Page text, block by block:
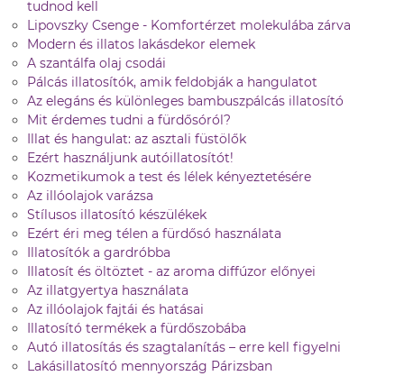
tudnod kell
Lipovszky Csenge - Komfortérzet molekulába zárva
Modern és illatos lakásdekor elemek
A szantálfa olaj csodái
Pálcás illatosítók, amik feldobják a hangulatot
Az elegáns és különleges bambuszpálcás illatosító
Mit érdemes tudni a fürdősóról?
Illat és hangulat: az asztali füstölők
Ezért használjunk autóillatosítót!
Kozmetikumok a test és lélek kényeztetésére
Az illóolajok varázsa
Stílusos illatosító készülékek
Ezért éri meg télen a fürdősó használata
Illatosítók a gardróbba
Illatosít és öltöztet - az aroma diffúzor előnyei
Az illatgyertya használata
Az illóolajok fajtái és hatásai
Illatosító termékek a fürdőszobába
Autó illatosítás és szagtalanítás – erre kell figyelni
Lakásillatosító mennyország Párizsban